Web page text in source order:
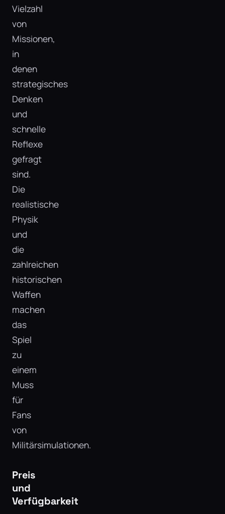
Vielzahl
von
Missionen,
in
denen
strategisches
Denken
und
schnelle
Reflexe
gefragt
sind.
Die
realistische
Physik
und
die
zahlreichen
historischen
Waffen
machen
das
Spiel
zu
einem
Muss
für
Fans
von
Militärsimulationen.
Preis
und
Verfügbarkeit